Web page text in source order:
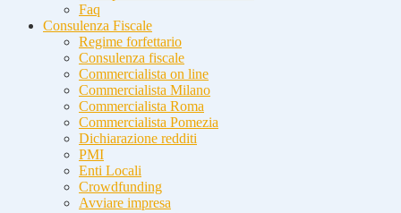
Faq
Consulenza Fiscale
Regime forfettario
Consulenza fiscale
Commercialista on line
Commercialista Milano
Commercialista Roma
Commercialista Pomezia
Dichiarazione redditi
PMI
Enti Locali
Crowdfunding
Avviare impresa